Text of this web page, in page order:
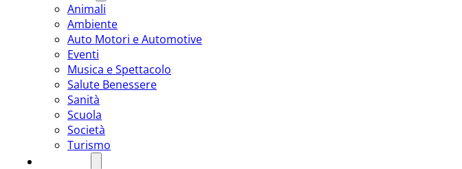
Animali
Ambiente
Auto Motori e Automotive
Eventi
Musica e Spettacolo
Salute Benessere
Sanità
Scuola
Società
Turismo